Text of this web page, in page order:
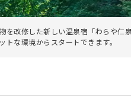
を改修した新しい温泉宿「わらや仁
トな環境からスタートできます。